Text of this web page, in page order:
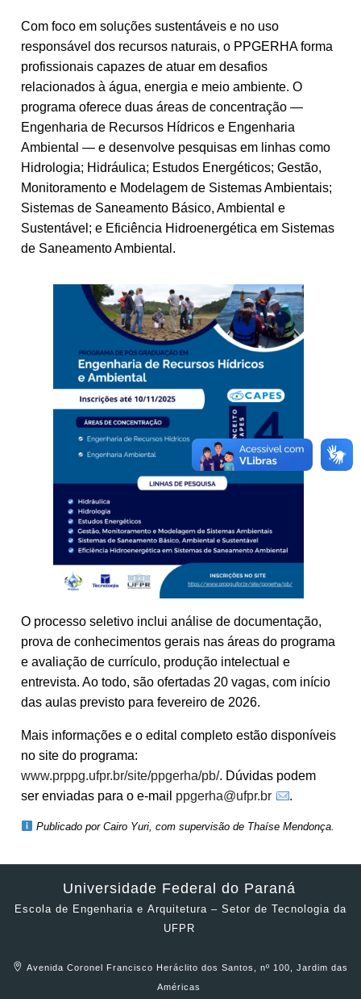
Com foco em soluções sustentáveis e no uso
responsável dos recursos naturais, o PPGERHA forma
profissionais capazes de atuar em desafios
relacionados à água, energia e meio ambiente. O
programa oferece duas áreas de concentração —
Engenharia de Recursos Hídricos e Engenharia
Ambiental — e desenvolve pesquisas em linhas como
Hidrologia; Hidráulica; Estudos Energéticos; Gestão,
Monitoramento e Modelagem de Sistemas Ambientais;
Sistemas de Saneamento Básico, Ambiental e
Sustentável; e Eficiência Hidroenergética em Sistemas
de Saneamento Ambiental.
O processo seletivo inclui análise de documentação,
prova de conhecimentos gerais nas áreas do programa
e avaliação de currículo, produção intelectual e
entrevista. Ao todo, são ofertadas 20 vagas, com início
das aulas previsto para fevereiro de 2026.
Mais informações e o edital completo estão disponíveis
no site do programa:
www.prppg.ufpr.br/site/ppgerha/pb/. Dúvidas podem
ser enviadas para o e-mail ppgerha@ufpr.br .
Publicado por Cairo Yuri, com supervisão de Thaíse Mendonça.
Universidade Federal do Paraná
Escola de Engenharia e Arquitetura – Setor de Tecnologia da
UFPR
Avenida Coronel Francisco Heráclito dos Santos, nº 100, Jardim das
Américas